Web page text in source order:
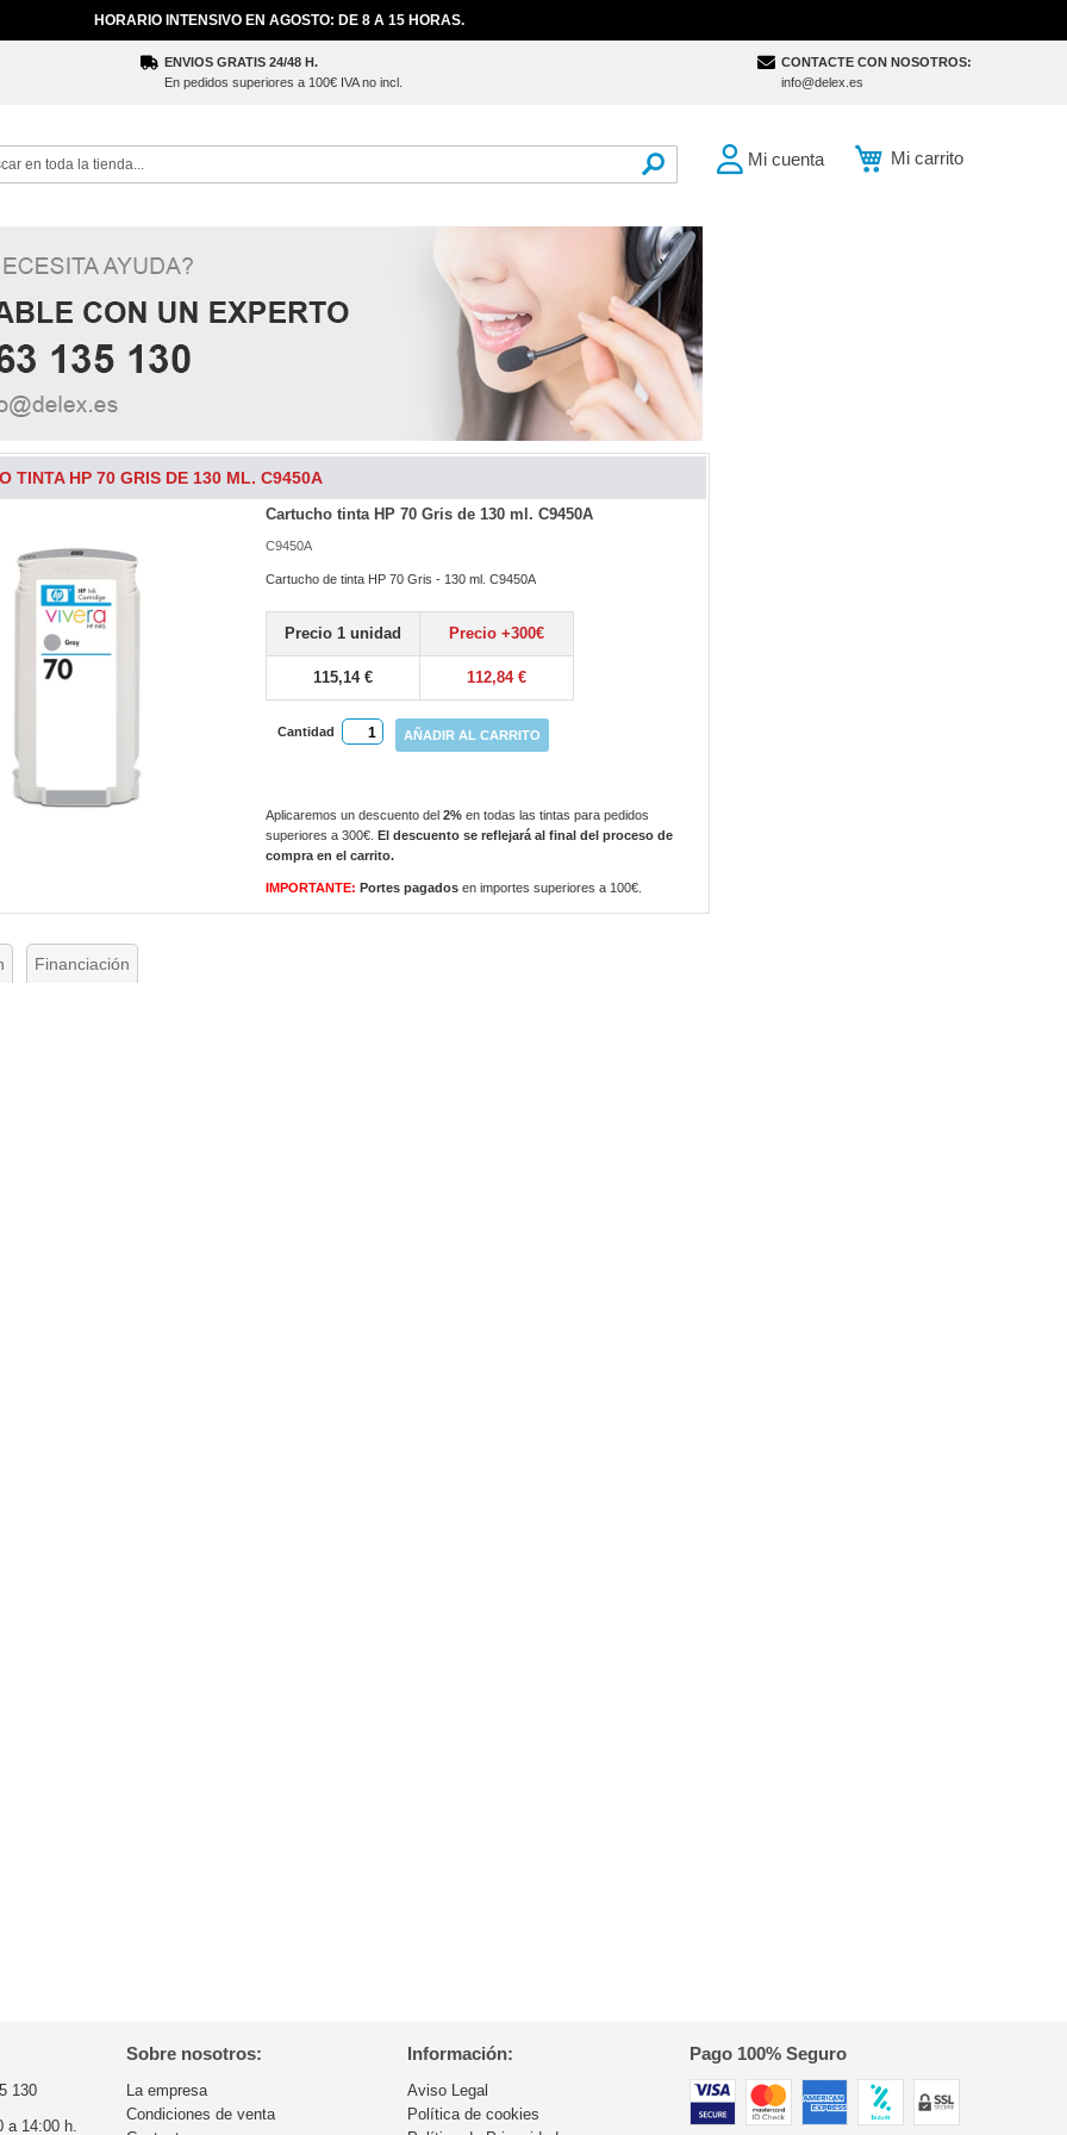
HORARIO INTENSIVO EN AGOSTO: DE 8 A 15 HORAS.
ENVIOS GRATIS 24/48 H.
En pedidos superiores a 100€ IVA no incl.
CONTACTE CON NOSOTROS:
info@delex.es
Mi carrito
Mi cuenta
TINTA HP 70 GRIS DE 130 ML. C9450A
Cartucho tinta HP 70 Gris de 130 ml. C9450A
C9450A
Cartucho de tinta HP 70 Gris - 130 ml. C9450A
Precio 1 unidad Precio +300€
115,14 € 112,84 €
Cantidad AÑADIR AL CARRITO
Aplicaremos un descuento del2% en todas las tintas para pedidos
superiores a 300€.El descuento se reflejará al final del proceso de
compra en el carrito.
IMPORTANTE: Portes pagadosen importes superiores a 100€.
Financiación
130
a 14:00 h.
Sobre nosotros:
La empresa
Condiciones de venta
Información:
Aviso Legal
Política de cookies
Pago 100% Seguro